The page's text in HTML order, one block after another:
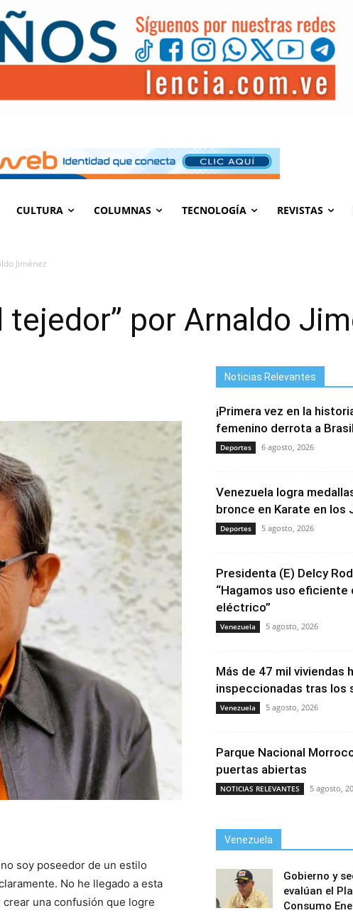
CULTURA COLUMNAS TECNOLOGÍA REVISTAS
Jiménez
tejedor” por Arnaldo
soy poseedor de un estilo
No he llegado a esta
una confusión que logre
Noticias Relevantes
¡Primera vez en la
femenino derrota a
Deportes 6 agosto, 2026
Venezuela logra
bronce en Karate en los
Deportes 5 agosto, 2026
Presidenta (E) Delcy
“Hagamos uso eficiente
eléctrico”
Venezuela 5 agosto, 2026
Más de 47 mil viviendas
inspeccionadas tras los
Venezuela 5 agosto, 2026
Parque Nacional
puertas abiertas
NOTICIAS RELEVANTES 5 agosto,
Venezuela
Gobierno y
evalúan el
Consumo